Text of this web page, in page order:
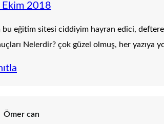
Ekim 2018
bu eğitim sitesi ciddiyim hayran edici,
Nelerdir? çok güzel olmuş, her yazıya
Ömer can